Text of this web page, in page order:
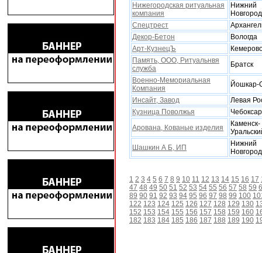
Нижегородская ритуальная
компания
Нижний
Новгород
Спецтрест
Декор-Бетон
Вологда
Арт-КузнецЪ
Память, ООО, Ритуальнвя
служба
Братск
Военно-Мемориальная
Компания
Йошкар-
Инсайт, Завод
Левая
Кузница Поволжья
Арована, Кованые изделия
Каменск-
Шашкин А Б, ИП
Нижний
Новгород
1 2 3 4 5 6 7 8 9 10 11 12 13 14 15 16 17
47 48 49 50 51 52 53 54 55 56 57 58 59
89 90 91 92 93 94 95 96 97 98 99 100
122 123 124 125 126 127 128 129 130
152 153 154 155 156 157 158 159 160
182 183 184 185 186 187 188 189 190